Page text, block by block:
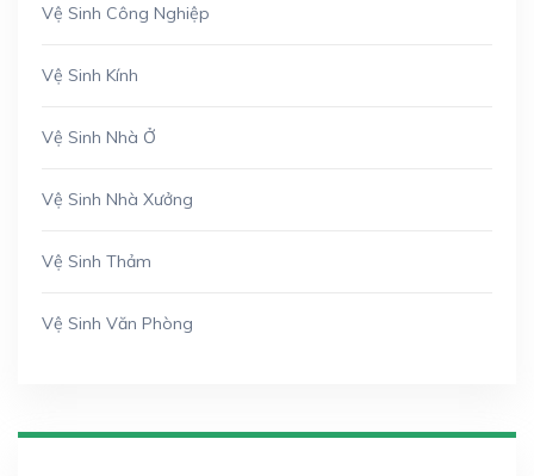
Vệ Sinh Công Nghiệp
Vệ Sinh Kính
Vệ Sinh Nhà Ở
Vệ Sinh Nhà Xưởng
Vệ Sinh Thảm
Vệ Sinh Văn Phòng